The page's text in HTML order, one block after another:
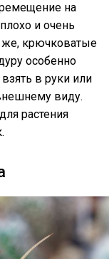
на
и очень
же, крючковатые
особенно
в руки или
виду.
растения